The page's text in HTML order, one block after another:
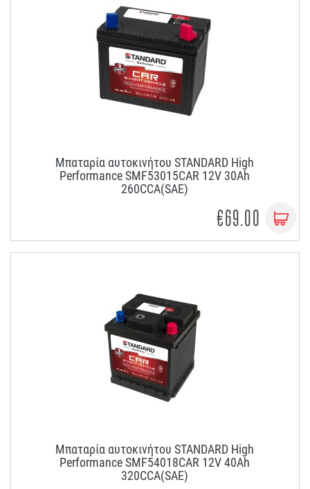
Μπαταρία αυτοκινήτου STANDARD High
Performance SMF53015CAR 12V 30Ah
260CCA(SAE)
€69.00
Μπαταρία αυτοκινήτου STANDARD High
Performance SMF54018CAR 12V 40Ah
320CCA(SAE)